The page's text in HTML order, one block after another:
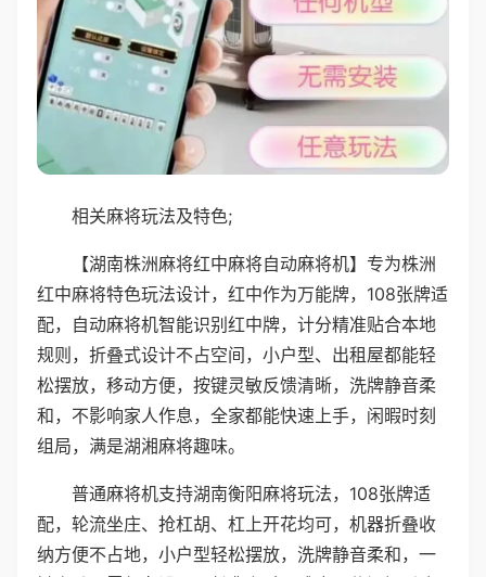
相关麻将玩法及特色;
【湖南株洲麻将红中麻将自动麻将机】专为株洲
红中麻将特色玩法设计，红中作为万能牌，108张牌适
配，自动麻将机智能识别红中牌，计分精准贴合本地
规则，折叠式设计不占空间，小户型、出租屋都能轻
松摆放，移动方便，按键灵敏反馈清晰，洗牌静音柔
和，不影响家人作息，全家都能快速上手，闲暇时刻
组局，满是湖湘麻将趣味。
普通麻将机支持湖南衡阳麻将玩法，108张牌适
配，轮流坐庄、抢杠胡、杠上开花均可，机器折叠收
纳方便不占地，小户型轻松摆放，洗牌静音柔和，一